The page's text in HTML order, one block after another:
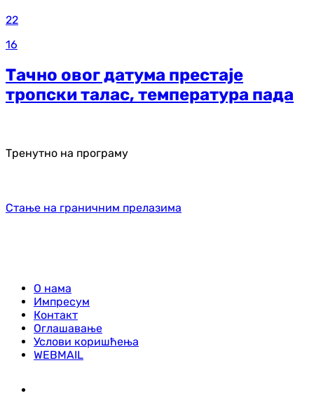
22
16
Тачно овог датума престаје
тропски талас, температура пада
Тренутно на програму
Стање на граничним прелазима
О нама
Импресум
Контакт
Оглашавање
Услови коришћења
WEBMAIL